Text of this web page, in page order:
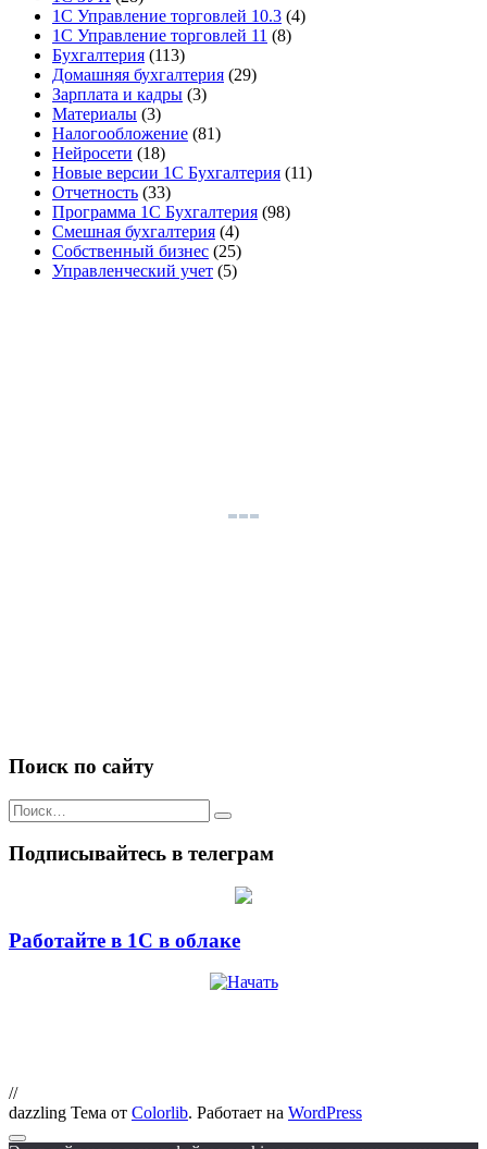
1С Управление торговлей 10.3 (4)
1С Управление торговлей 11 (8)
Бухгалтерия (113)
Домашняя бухгалтерия (29)
Зарплата и кадры (3)
Материалы (3)
Налогообложение (81)
Нейросети (18)
Новые версии 1С Бухгалтерия (11)
Отчетность (33)
Программа 1С Бухгалтерия (98)
Смешная бухгалтерия (4)
Собственный бизнес (25)
Управленческий учет (5)
Поиск по сайту
Искать:
Подписывайтесь в телеграм
Работайте в 1С в облаке
//
dazzling Тема от Colorlib. Работает на WordPress